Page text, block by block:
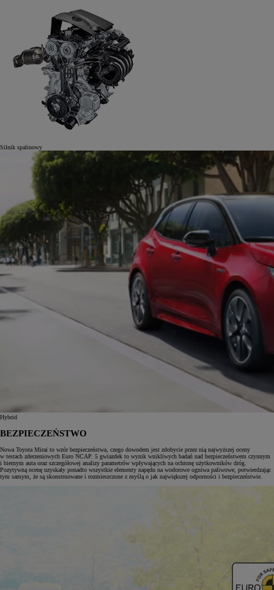
Silnik spalinowy
Hybrid
BEZPIECZEŃSTWO
Nowa Toyota Mirai to wzór bezpieczeństwa, czego dowodem jest zdobycie przez nią najwyższej oceny
w testach zderzeniowych Euro NCAP. 5 gwiazdek to wynik wnikliwych badań nad bezpieczeństwem czynnym
i biernym auta oraz szczegółowej analizy parametrów wpływających na ochronę użytkowników dróg.
Pozytywną ocenę uzyskały ponadto wszystkie elementy napędu na wodorowe ogniwa paliwowe, potwierdzając
tym samym, że są skonstruowane i rozmieszczone z myślą o jak największej odporności i bezpieczeństwie.